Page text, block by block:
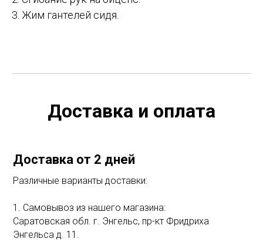
3. Жим гантелей сидя.
Доставка и оплата
Доставка от 2 дней
Различные варианты доставки:
1. Самовывоз из нашего магазина:
Саратовская обл. г. Энгельс, пр-кт Фридриха
Энгельса д. 11.